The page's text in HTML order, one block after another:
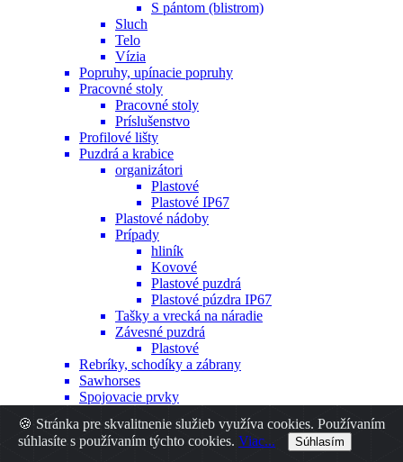
🍪 Stránka pre skvalitnenie služieb využíva cookies. Používaním
súhlasíte s používaním týchto cookies. Viac... Súhlasím
S pántom (blistrom)
Sluch
Telo
Vízia
Popruhy, upínacie popruhy
Pracovné stoly
Pracovné stoly
Príslušenstvo
Profilové lišty
Puzdrá a krabice
organizátori
Plastové
Plastové IP67
Plastové nádoby
Prípady
hliník
Kovové
Plastové puzdrá
Plastové púzdra IP67
Tašky a vrecká na náradie
Závesné puzdrá
Plastové
Rebríky, schodíky a zábrany
Sawhorses
Spojovacie prvky
Iné
Nity